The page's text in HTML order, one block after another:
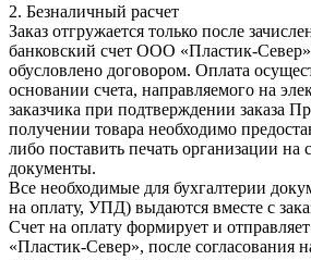
2. Безналичный расчет
Заказ отгружается только после
банковский счет ООО «Пластик-
обусловлено договором. Оплата
основании счета, направляемого на
заказчика при подтверждении заказа
получении товара необходимо
либо поставить печать организации на
документы.
Все необходимые для бухгалтерии
на оплату, УПД) выдаются вместе с
Счет на оплату формирует и
«Пластик-Север», после согласования